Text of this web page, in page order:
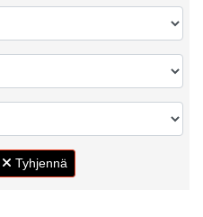
Tyhjennä